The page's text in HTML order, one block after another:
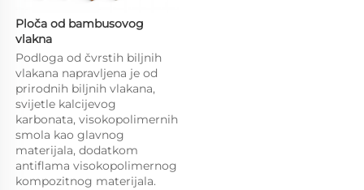
Ploča od bambusovog
vlakna
Podloga od čvrstih biljnih
vlakana napravljena je od
prirodnih biljnih vlakana,
svijetle kalcijevog
karbonata, visokopolimernih
smola kao glavnog
materijala, dodatkom
antiflama visokopolimernog
kompozitnog materijala.